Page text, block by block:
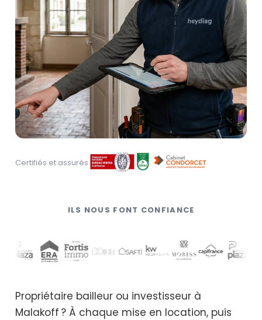
Certifiés et assurés
ILS NOUS FONT CONFIANCE
Propriétaire bailleur ou investisseur à
Malakoff ? À chaque mise en location, puis